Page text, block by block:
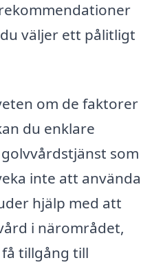
väljer ett pålitligt
om de faktorer
du enklare
som
inte att använda
hjälp med att
i närområdet,
tillgång till